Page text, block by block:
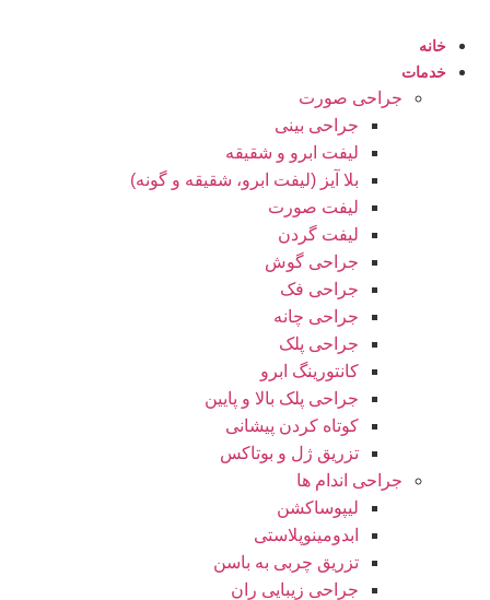
خانه
خدمات
جراحی صورت
جراحی بینی
لیفت ابرو و شقیقه
بلا آیز (لیفت ابرو، شقیقه و گونه)
لیفت صورت
لیفت گردن
جراحی گوش
جراحی فک
جراحی چانه
جراحی پلک
کانتورینگ ابرو
جراحی پلک بالا و پایین
کوتاه کردن پیشانی
تزریق ژل و بوتاکس
جراحی اندام ها
لیپوساکشن
ابدومینوپلاستی
تزریق چربی به باسن
جراحی زیبایی ران